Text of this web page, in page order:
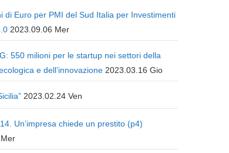
di Euro per PMI del Sud Italia per Investimenti
2023.09.06 Mer
550 milioni per le startup nei settori della
e dell’innovazione 2023.03.16 Gio
2023.02.24 Ven
Un’impresa chiede un prestito (p4)